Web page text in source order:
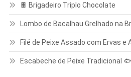
🍫 Brigadeiro Triplo Chocolate
Lombo de Bacalhau Grelhado na
Filé de Peixe Assado com Ervas e
Escabeche de Peixe Tradicional